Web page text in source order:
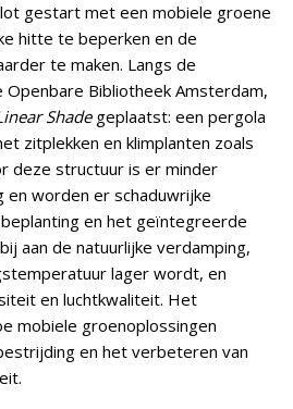
gestart met een mobiele groene
hitte te beperken en de
te maken. Langs de
Bibliotheek Amsterdam,
Shadegeplaatst: een pergola
zitplekken en klimplanten zoals
deze structuur is er minder
worden er schaduwrijke
en het geïntegreerde
aan de natuurlijke verdamping,
lager wordt, en
en luchtkwaliteit. Het
mobiele groenoplossingen
en het verbeteren van